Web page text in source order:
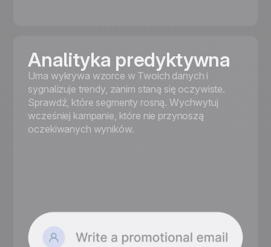
Analityka predyktywna
Uma wykrywa wzorce w Twoich danych i
sygnalizuje trendy, zanim staną się oczywiste.
Sprawdź, które segmenty rosną. Wychwytuj
wcześniej kampanie, które nie przynoszą
oczekiwanych wyników.